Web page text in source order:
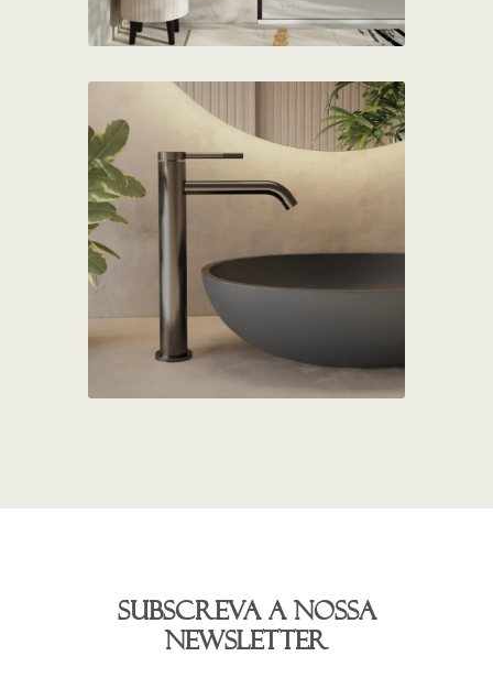
Subscreva a nossa
newsletter